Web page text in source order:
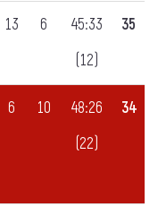
13 6
45:33
(12)
35
6 10
48:26
(22)
34